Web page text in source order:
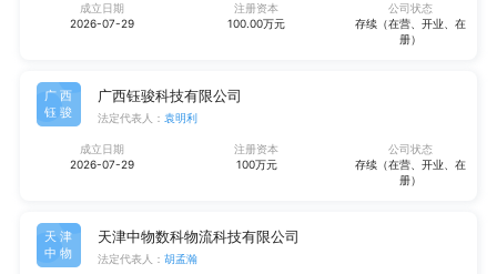
成立日期
2026-07-29
注册资本
100.00万元
公司状态
存续（在营、开业、在
册）
广西
钰骏
广西钰骏科技有限公司
法定代表人： 袁明利
成立日期
2026-07-29
注册资本
100万元
公司状态
存续（在营、开业、在
册）
天津
中物
天津中物数科物流科技有限公司
法定代表人： 胡孟瀚